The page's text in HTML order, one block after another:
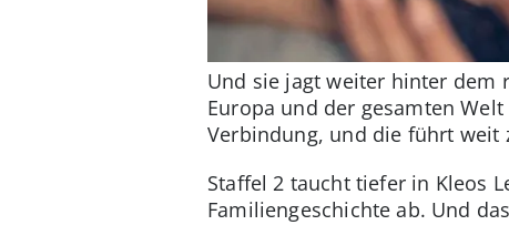
Und sie jagt weiter hinter dem
Europa und der gesamten
Verbindung, und die führt weit
Staffel 2 taucht tiefer in Kleos
Familiengeschichte ab. Und